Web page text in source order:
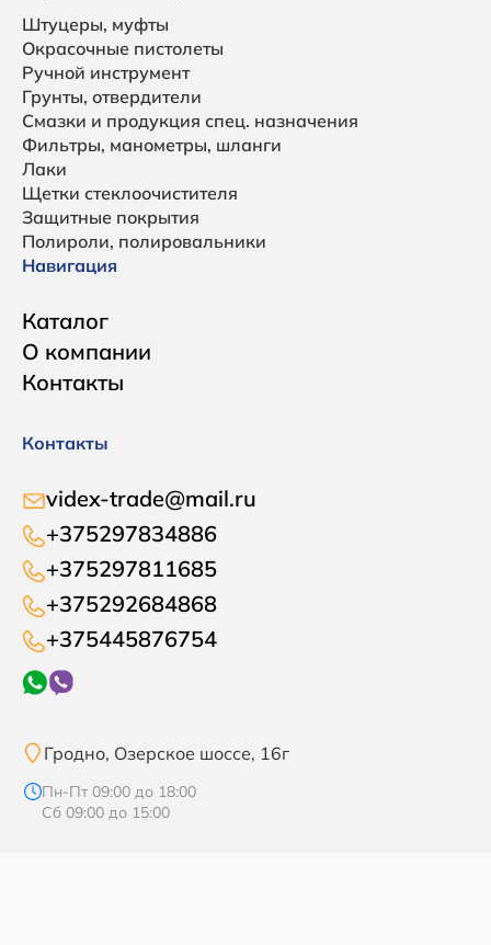
Штуцеры, муфты
Окрасочные пистолеты
Ручной инструмент
Грунты, отвердители
Смазки и продукция спец. назначения
Фильтры, манометры, шланги
Лаки
Щетки стеклоочистителя
Защитные покрытия
Полироли, полировальники
Навигация
Каталог
О компании
Контакты
Контакты
videx-trade@mail.ru
+375297834886
+375297811685
+375292684868
+375445876754
Гродно, Озерское шоссе, 16г
Пн-Пт 09:00 до 18:00
Сб 09:00 до 15:00